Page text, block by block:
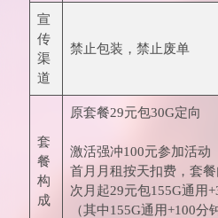
宣
传
渠
道
禁止包装，禁止废单
套
餐
构
成
原套餐29元包30G定向
激活强冲100元参加活动
首月月租按天扣费，套
次月起29元包155G通用
（其中155G通用+100